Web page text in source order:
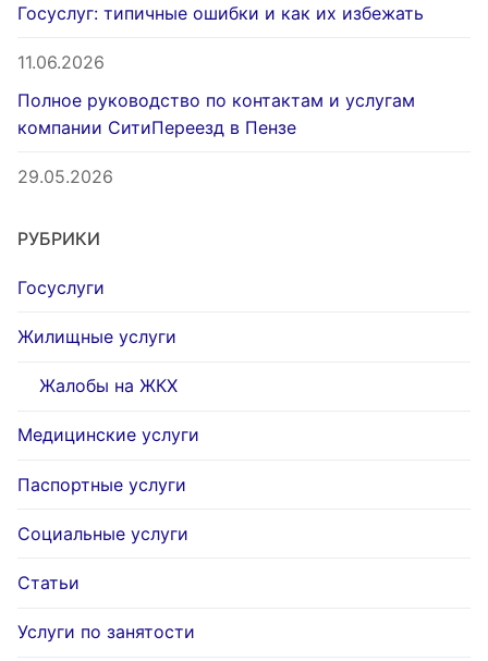
Госуслуг: типичные ошибки и как их избежать
11.06.2026
Полное руководство по контактам и услугам
компании СитиПереезд в Пензе
29.05.2026
РУБРИКИ
Госуслуги
Жилищные услуги
Жалобы на ЖКХ
Медицинские услуги
Паспортные услуги
Социальные услуги
Статьи
Услуги по занятости